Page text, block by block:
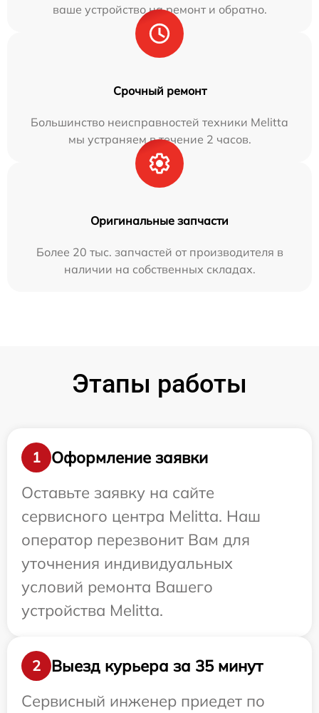
ваше устройство на ремонт и обратно.
Срочный ремонт
Большинство неисправностей техники Melitta
мы устраняем в течение 2 часов.
Оригинальные запчасти
Более 20 тыс. запчастей от производителя в
наличии на собственных складах.
Этапы работы
1
Оформление заявки
Оставьте заявку на сайте
сервисного центра Melitta. Наш
оператор перезвонит Вам для
уточнения индивидуальных
условий ремонта Вашего
устройства Melitta.
2
Выезд курьера за 35 минут
Сервисный инженер приедет по